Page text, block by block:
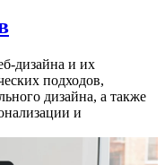
дизайна и их
подходов,
дизайна, а также
и